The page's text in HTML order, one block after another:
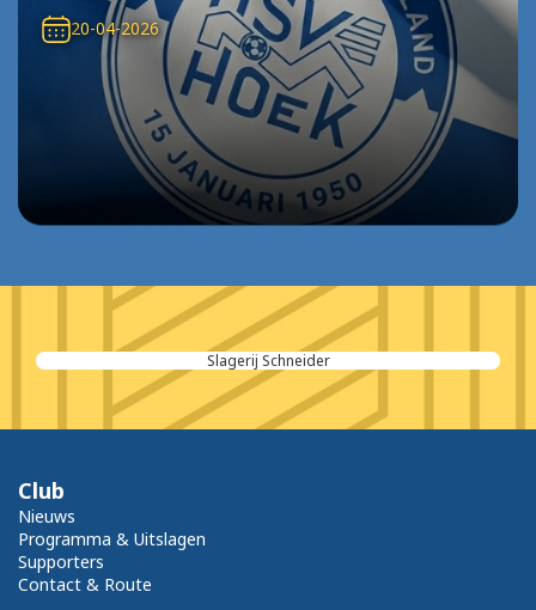
20-04-2026
Slagerij Schneider
Club
Nieuws
Programma & Uitslagen
Supporters
Contact & Route